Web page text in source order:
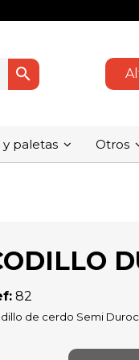
search
paletas Otros
82
de cerdo Semi Duroc